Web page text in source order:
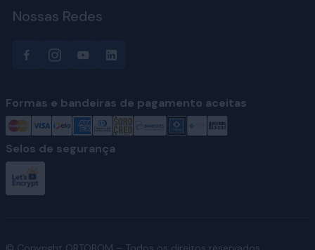
Nossas Redes
Formas e bandeiras de pagamento aceitas
Selos de segurança